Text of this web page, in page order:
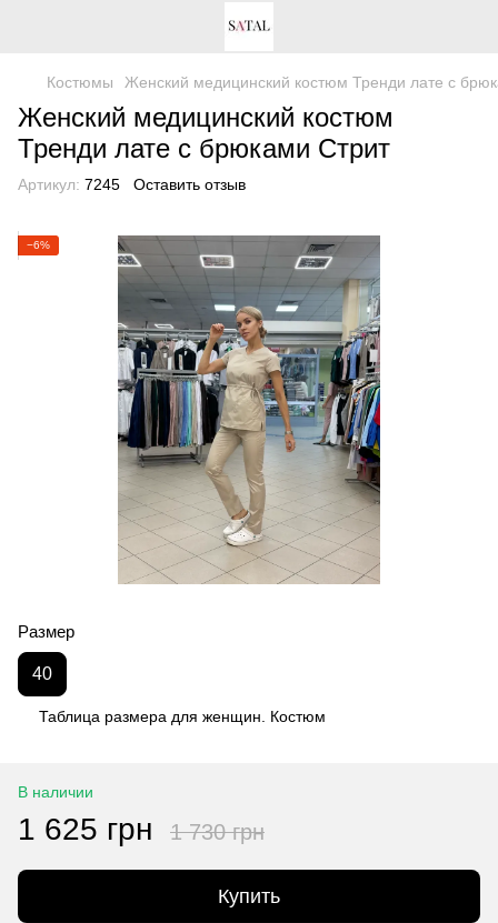
Костюмы Женский медицинский костюм Тренди лате с
Женский медицинский костюм
Тренди лате с брюками Стрит
Артикул: 7245 Оставить отзыв
−6%
Размер
40
Таблица размера для женщин. Костюм
В наличии
1 625 грн 1 730 грн
Купить